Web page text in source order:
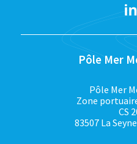
Pôle Mer
Pôle Mer
Zone
CS
83507 La